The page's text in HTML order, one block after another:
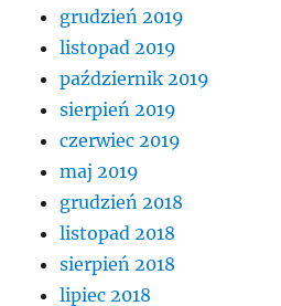
grudzień 2019
listopad 2019
październik 2019
sierpień 2019
czerwiec 2019
maj 2019
grudzień 2018
listopad 2018
sierpień 2018
lipiec 2018